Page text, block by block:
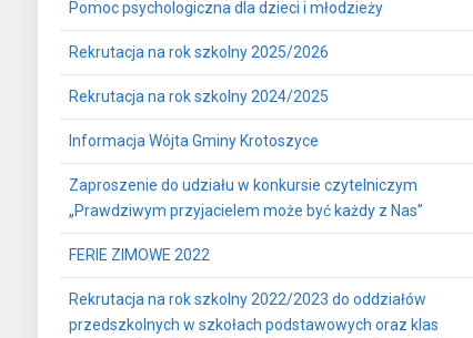
Pomoc psychologiczna dla dzieci i młodzieży
Rekrutacja na rok szkolny 2025/2026
Rekrutacja na rok szkolny 2024/2025
Informacja Wójta Gminy Krotoszyce
Zaproszenie do udziału w konkursie czytelniczym
„Prawdziwym przyjacielem może być każdy z Nas”
FERIE ZIMOWE 2022
Rekrutacja na rok szkolny 2022/2023 do oddziałów
przedszkolnych w szkołach podstawowych oraz klas